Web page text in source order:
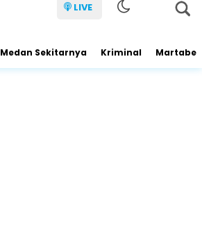
LIVE
Medan Sekitarnya Kriminal Martabe